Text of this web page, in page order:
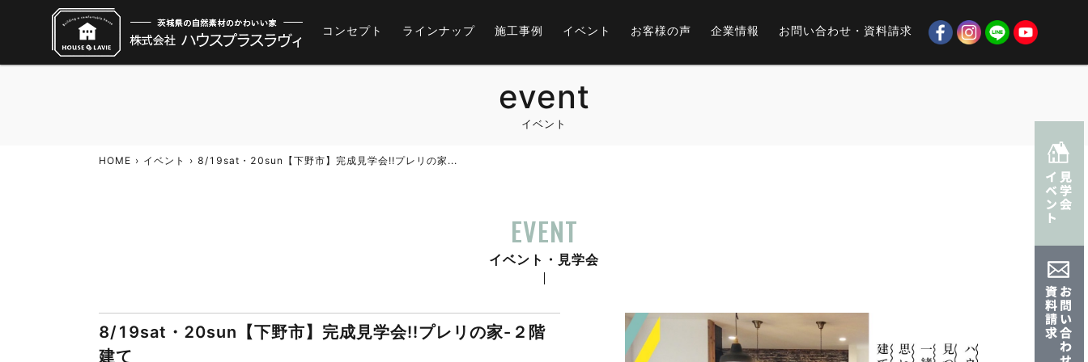
コンセプト ラインナップ 施工事例 イベント お客様の声 企業情報 お問い合わせ・資料請求
event
イベント
HOME イベント 8/19sat・20sun【下野市】完成見学会!!プレリの家...
EVENT
イベント・見学会
8/19sat・20sun【下野市】完成見学会!!プレリの家-２階
建て